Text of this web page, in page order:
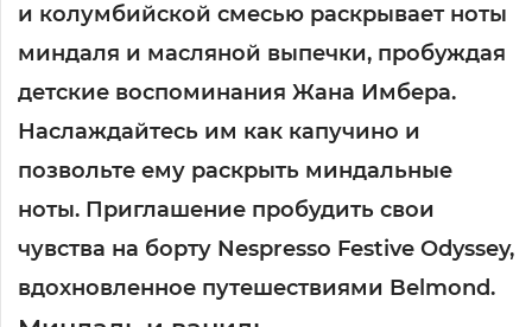
и колумбийской смесью раскрывает ноты
миндаля и масляной выпечки, пробуждая
детские воспоминания Жана Имбера.
Наслаждайтесь им как капучино и
позвольте ему раскрыть миндальные
ноты. Приглашение пробудить свои
чувства на борту Nespresso Festive Odyssey,
вдохновленное путешествиями Belmond.